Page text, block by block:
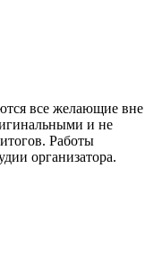
все желающие вне
и не
Работы
организатора.